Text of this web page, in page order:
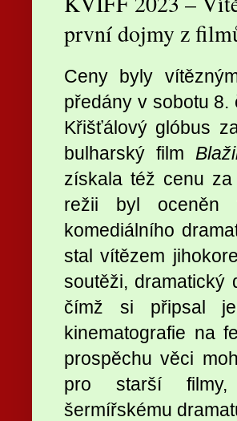
první dojmy z
Ceny byly
předány v sobotu
Křišťálový glóbus
bulharský film
získala též cenu
režii byl oceněn
komediálního
stal vítězem
soutěži, dramatický
čímž si připsal
kinematografie na
prospěchu věci
pro starší filmy,
šermířskému